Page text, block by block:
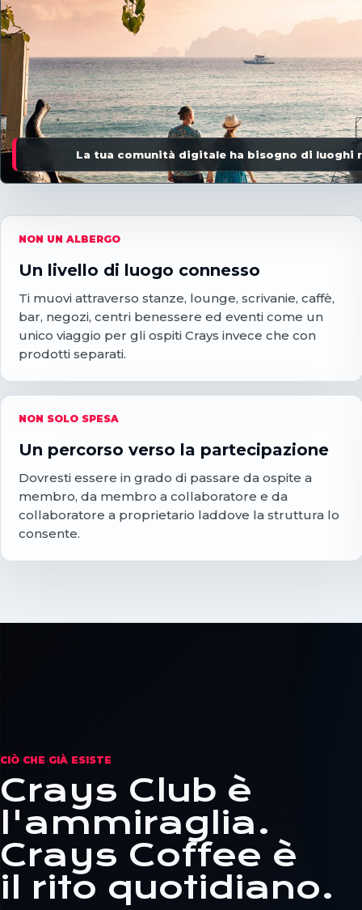
La tua comunità digitale ha bisogno di
NON UN ALBERGO
Un livello di luogo connesso
Ti muovi attraverso stanze, lounge, scrivanie, caffè,
bar, negozi, centri benessere ed eventi come un
unico viaggio per gli ospiti Crays invece che con
prodotti separati.
NON SOLO SPESA
Un percorso verso la partecipazione
Dovresti essere in grado di passare da ospite a
membro, da membro a collaboratore e da
collaboratore a proprietario laddove la struttura lo
consente.
CIÒ CHE GIÀ ESISTE
Crays Club è
l'ammiraglia.
Crays Coffee è
il rito quotidiano.